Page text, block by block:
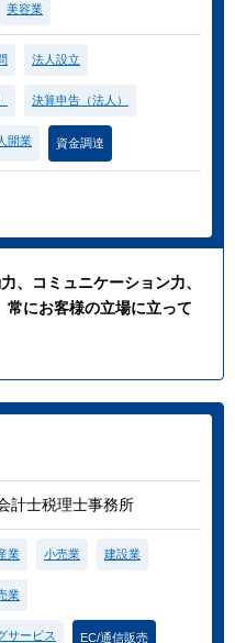
美容業
法人設立
決算申告（法人）
開業 資金調達
、コミュニケーション力、
常にお客様の立場に立って
計士税理士事務所
業 小売業 建設業
業
サービス EC/通信販売